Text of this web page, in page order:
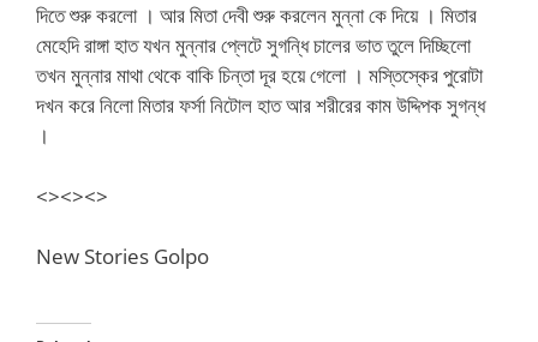
দিতে শুরু করলো । আর মিতা দেবী শুরু করলেন মুন্না কে দিয়ে । মিতার
মেহেদি রাঙ্গা হাত যখন মুন্নার প্লেটে সুগন্ধি চালের ভাত তুলে দিচ্ছিলো
তখন মুন্নার মাথা থেকে বাকি চিন্তা দূর হয়ে গেলো । মস্তিস্কের পুরোটা
দখন করে নিলো মিতার ফর্সা নিটোল হাত আর শরীরের কাম উদ্দিপক সুগন্ধ
।
<><><>
New Stories Golpo